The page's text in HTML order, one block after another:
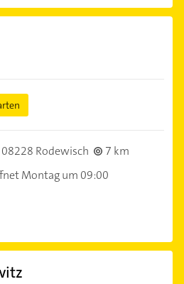
08228 Rodewisch
7 km
Montag um 09:00